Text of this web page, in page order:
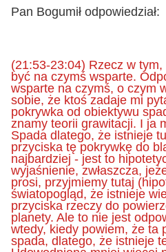
Pan Bogumił odpowiedział:
(21:53-23:04) Rzecz w
być na czymś wsparte.
wsparte na czymś, o czym
sobie, że ktoś zadaje mi
pokrywka od obiektywu
znamy teorii grawitacji. I ja
Spada dlatego, że istnieje
przyciska tę pokrywkę do
najbardziej - jest to
wyjaśnienie, zwłaszcza,
prosi, przyjmiemy tutaj
światopogląd, że istnieje
przyciska rzeczy do
planety. Ale to nie jest
wtedy, kiedy powiem, że ta
spada, dlatego, że istnieje